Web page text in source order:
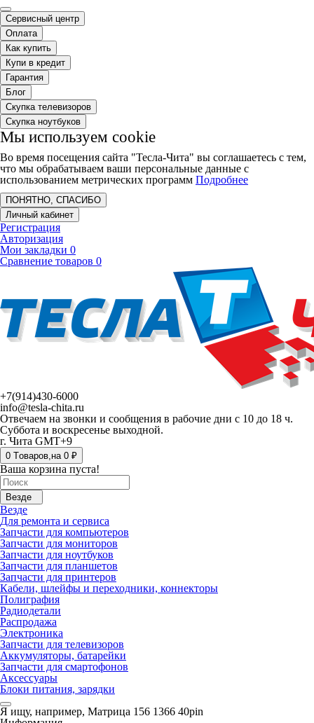
Сервисный центр
Оплата
Как купить
Купи в кредит
Гарантия
Блог
Скупка телевизоров
Скупка ноутбуков
Мы используем cookie
Во время посещения сайта "Тесла-Чита" вы соглашаетесь с тем,
что мы обрабатываем ваши персональные данные с
использованием метрических программ Подробнее
ПОНЯТНО, СПАСИБО
Личный кабинет
Регистрация
Авторизация
Мои закладки 0
Сравнение товаров 0
+7(914)430-6000
info@tesla-chita.ru
Отвечаем на звонки и сообщения в рабочие дни с 10 до 18 ч.
Суббота и воскресенье выходной.
г. Чита GMT+9
0 Tоваров,на 0 ₽
Ваша корзина пуста!
Везде
Везде
Для ремонта и сервиса
Запчасти для компьютеров
Запчасти для мониторов
Запчасти для ноутбуков
Запчасти для планшетов
Запчасти для принтеров
Кабели, шлейфы и переходники, коннекторы
Полиграфия
Радиодетали
Распродажа
Электроника
Запчасти для телевизоров
Аккумуляторы, батарейки
Запчасти для смартофонов
Аксессуары
Блоки питания, зарядки
Я ищу, например, Матрица 156 1366 40pin